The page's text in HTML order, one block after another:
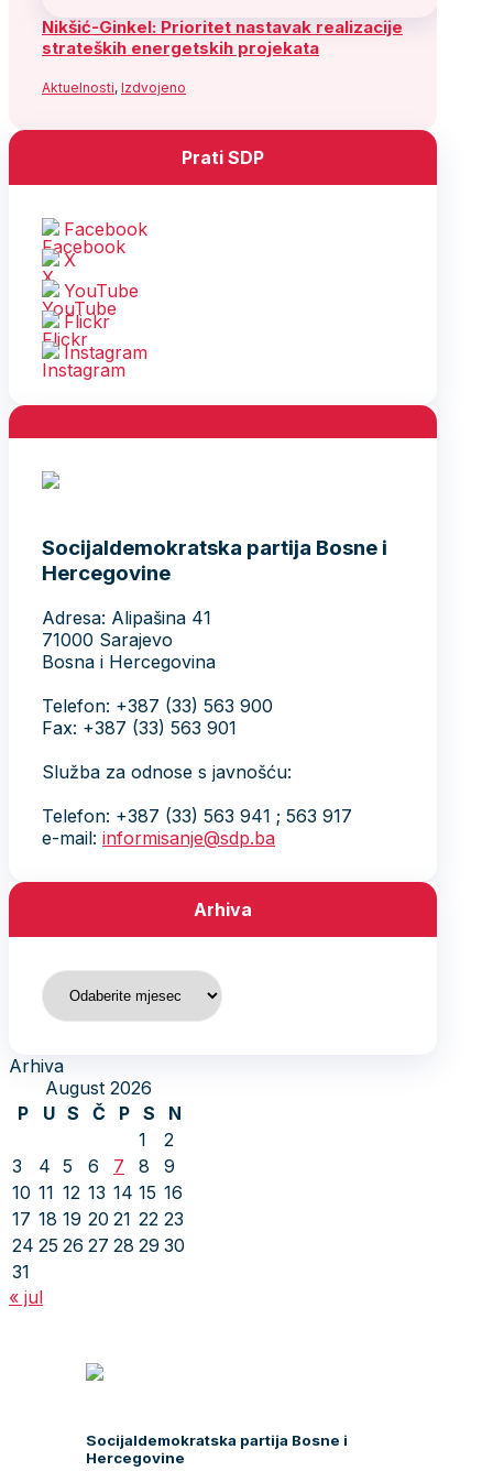
Nikšić-Ginkel: Prioritet nastavak realizacije
strateških energetskih projekata
Aktuelnosti, Izdvojeno
Prati SDP
Facebook
X
YouTube
Flickr
Instagram
Socijaldemokratska partija Bosne i
Hercegovine
Adresa: Alipašina 41
71000 Sarajevo
Bosna i Hercegovina
Telefon: +387 (33) 563 900
Fax: +387 (33) 563 901
Služba za odnose s javnošću:
Telefon: +387 (33) 563 941 ; 563 917
e-mail: informisanje@sdp.ba
Arhiva
Arhiva
Arhiva
August 2026
P
U S Č P S
N
1
2
3
4 5 6 7 8
9
10 11 12 13 14 15 16
17 18 19 20 21 22 23
24 25 26 27 28 29 30
31
« jul
Socijaldemokratska partija Bosne i
Hercegovine